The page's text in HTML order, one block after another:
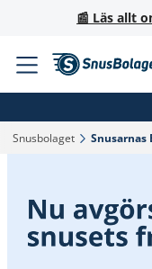
📰 Läs allt
Snusbolaget‎ Snusarnas